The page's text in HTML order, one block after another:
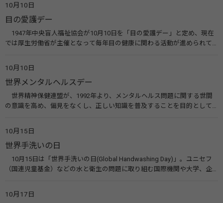
10月10日
目の愛護デー
1947年中央盲人福祉協会が10月10日を「目の愛護デー」と定め、現在
では厚生労働省が主催となって毎年目の健康に関わる活動が進められて
会）
10月10日
世界メンタルヘルスデー
世界精神保健連盟が、1992年より、メンタルヘルス問題に関する世間
の意識を高め、偏見をなくし、正しい知識を普及することを目的として、
す。 関連リンク 世界メンタルヘルスデー（厚生労働省） 働く人のメンタ
ルヘルス・ポータルサイト「こころの耳」（厚生労働省）
10月15日
世界手洗いの日
10月15日は「世界手洗いの日(Global Handwashing Day)」。ユニセフ
（国連児童基金）などの水と衛生の問題に取り組む国際機関や大学、企
10月17日